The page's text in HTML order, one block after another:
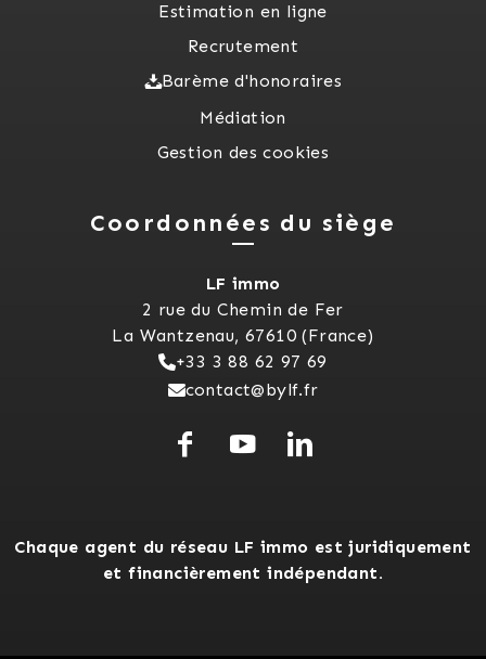
Estimation en ligne
Recrutement
Barème d'honoraires
Médiation
Gestion des cookies
Coordonnées du siège
LF immo
2 rue du Chemin de Fer
La Wantzenau, 67610 (France)
+33 3 88 62 97 69
contact@bylf.fr
Chaque agent du réseau LF immo est juridiquement
et financièrement indépendant.